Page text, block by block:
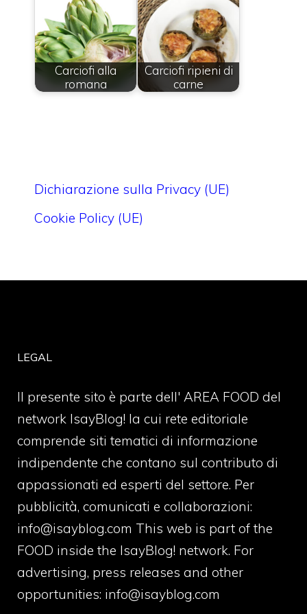
Carciofi alla
romana
Carciofi ripieni di
carne
Dichiarazione sulla Privacy (UE)
Cookie Policy (UE)
LEGAL
Il presente sito è parte dell' AREA FOOD del
network IsayBlog! la cui rete editoriale
comprende siti tematici di informazione
indipendente che contano sul contributo di
appassionati ed esperti del settore. Per
pubblicità, comunicati e collaborazioni:
info@isayblog.com This web is part of the
FOOD inside the IsayBlog! network. For
advertising, press releases and other
opportunities: info@isayblog.com